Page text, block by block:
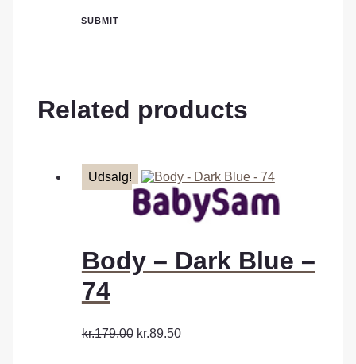
Related products
Udsalg!
Body – Dark Blue –
74
kr.179.00 kr.89.50